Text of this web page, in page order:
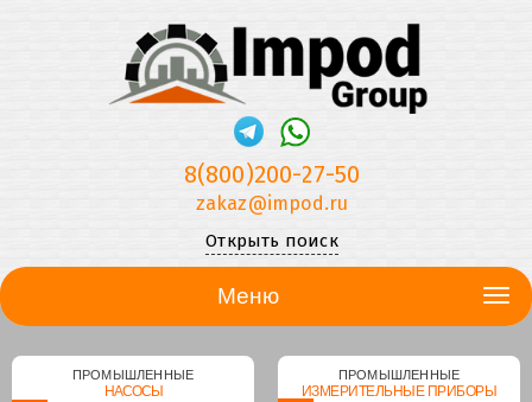
8(800)200-27-50
zakaz@impod.ru
Открыть поиск
Меню
ПРОМЫШЛЕННЫЕ
НАСОСЫ
ПРОМЫШЛЕННЫЕ
ИЗМЕРИТЕЛЬНЫЕ ПРИБОРЫ